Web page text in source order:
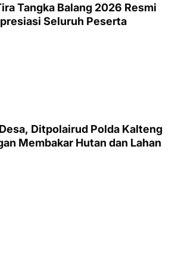
Tangka Balang 2026 Resmi
Seluruh Peserta
Ditpolairud Polda Kalteng
Membakar Hutan dan Lahan